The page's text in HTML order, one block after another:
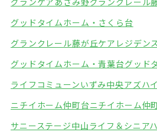
グッドタイムホーム・さくら台
グランクレール藤が丘ケアレジデン
グッドタイムホーム・青葉台グッド
ライフコミューンいずみ中央アズハ
ニチイホーム仲町台ニチイホーム仲
サニーステージ中山ライフ＆シニア